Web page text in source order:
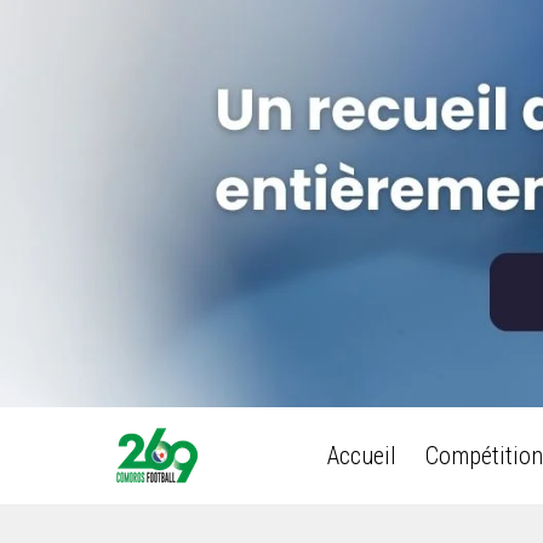
Accueil